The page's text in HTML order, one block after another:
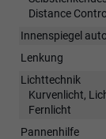
Distance
Innenspiegel
Lenkung
Lichttechnik
Kurvenlicht,
Fernlicht
Pannenhilfe